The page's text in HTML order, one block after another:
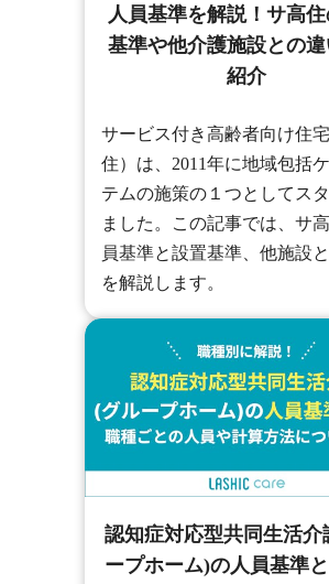
人員基準を解説！サ高
基準や他介護施設との
紹介
サービス付き高齢者向け住
住）は、2011年に地域包括
テムの施策の１つとしてス
ました。この記事では、サ
員基準と設置基準、他施設
を解説します。
認知症対応型共同生活介
ープホーム)の人員基準